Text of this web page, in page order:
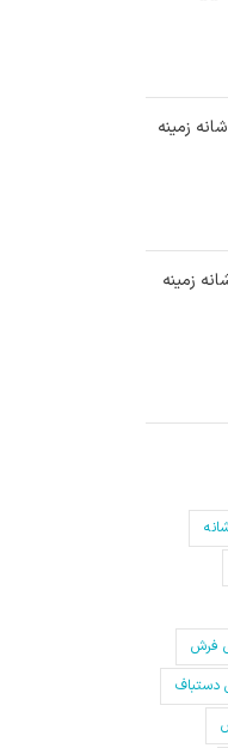
ماشینی افرند 1200 شانه زمینه
افرند 500 شانه زمینه
فرش
دستباف